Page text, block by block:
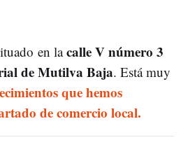
en lacalle V número 3
de Mutilva Baja. Está muy
que hemos
de comercio local.